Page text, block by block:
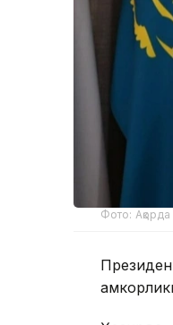
Фото: Ақорда